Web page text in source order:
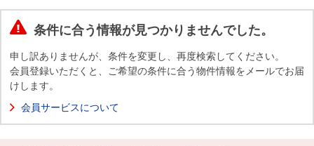
買いたいTOP
中古
マン
築・
売りたいTOP
無
料
却
店舗案内TOP
店舗のご
案内（首
案内（名
案内（関
会社情報TOP
ごあいさ
つ
要
Way
採用情報TOP
新卒採用
情報
採用情報
店舗案内
会社情報
採用情報
条件に合う情報が見つかりませんでした。
申し訳ありませんが、条件を変更し、再度検索してください。
会員登録いただくと、ご希望の条件に合う物件情報をメールでお届
けします。
会員サービスについて